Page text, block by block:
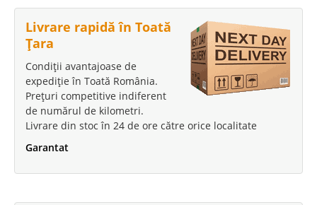
Livrare rapidă în Toată
Țara
Condiții avantajoase de
expediție în Toată România.
Prețuri competitive indiferent
de numărul de kilometri.
Livrare din stoc în 24 de ore către orice localitate
Garantat